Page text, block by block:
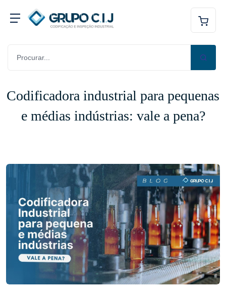
Codificadora industrial para pequenas
e médias indústrias: vale a pena?